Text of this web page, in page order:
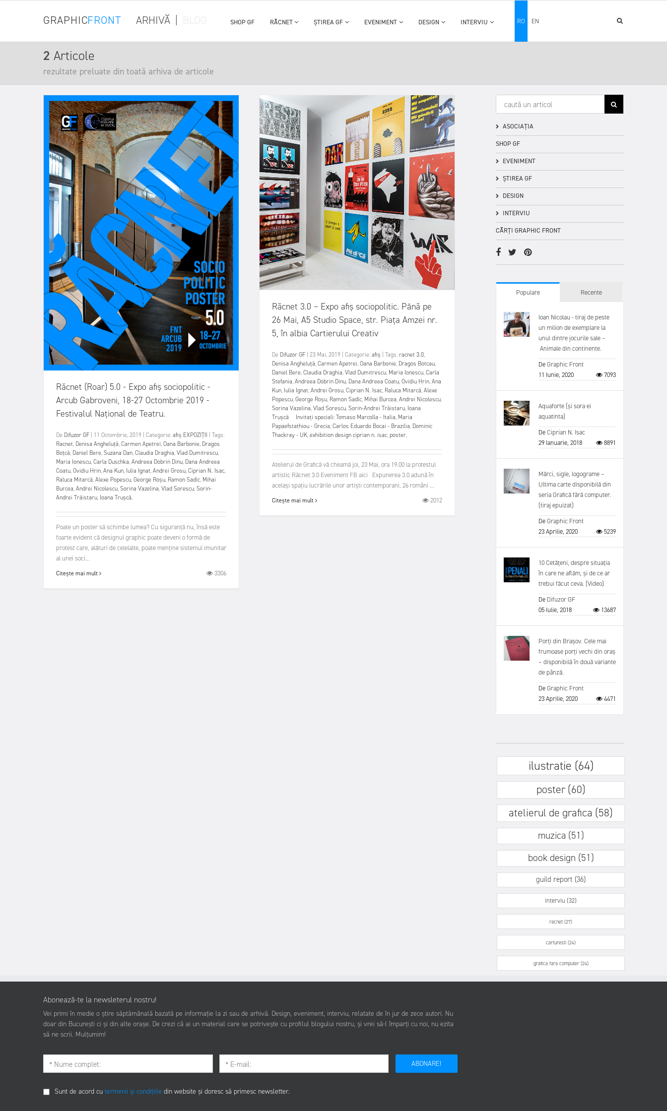
GRAPHICFRONT ARHIVĂ SHOP GF RĂCNET ȘTIREA GF EVENIMENT DESIGN INTERVIU RO EN
2 Articole
rezultate preluate din toată arhiva de articole
Răcnet (Roar) 5.0 - Expo afiș sociopolitic -
Arcub Gabroveni, 18-27 Octombrie 2019 -
Festivalul Național de Teatru.
De Difuzor GF 11 Octombrie, 2019 Categorie:afiș EXPOZIȚII
Tags:
Racnet, Denisa Angheluță,Carmen Apetrei,Oana Barbonie, Dragos
Boțcă, Daniel Bere,Suzana Dan,Claudia Draghia,Vlad Dumitrescu,
Maria Ionescu,Carla Duschka,Andreea Dobrin Dinu, Dana Andreea
Coatu,Ovidiu Hrin,Ana Kun, Iulia Ignat,Andrei Grosu,Ciprian N. Isac,
Raluca Mitarcă,Alexe Popescu,George Roșu, Ramon Sadîc, Mihai
Burcea,Andrei Nicolescu,Sorina Vazelina,Vlad Sorescu,Sorin-
Andrei Trăistaru, Ioana Trușcă,
Poate un poster să schimbe lumea? Cu siguranță nu, însă este
foarte evident că designul graphic poate deveni o formă de
protest care, alături de celelalte, poate menține sistemul imunitar
al unei soci...
Citește mai mult 3306
Răcnet 3.0 – Expo afiș sociopolitic. Până pe
26 Mai, A5 Studio Space, str. Piața Amzei nr.
5, în albia Cartierului Creativ
De Difuzor GF 23 Mai, 2019 Categorie:afiș Tags:racnet 3.0,
Denisa Angheluță,Carmen Apetrei,Oana Barbonie, Dragos Botcau,
Daniel Bere,Claudia Draghia,Vlad Dumitrescu, Maria Ionescu,Carla
Stefania,Andreea Dobrin Dinu, Dana Andreea Coatu,Ovidiu Hrin,Ana
Kun, Iulia Ignat,Andrei Grosu,Ciprian N. Isac, Raluca Mitarcă,Alexe
Popescu,George Roșu, Ramon Sadîc, Mihai Burcea,Andrei Nicolescu,
Sorina Vazelina,Vlad Sorescu,Sorin-Andrei Trăistaru, Ioana
Trușcă Invitați speciali: Tomaso Marcolla - Italia, Maria
Papaefstathiou - Grecia,Carlos Eduardo Bocai - Brazilia, Dominic
Thackray - UK,exhibition design ciprian n. isac,poster,
Atelierul de Grafică vă cheamă joi, 23 Mai, ora 19.00 la protestul
artistic Răcnet 3.0 Eveniment FB aici Expunerea 3.0 adună în
același spațiu lucrările unor artiști contemporani, 26 români ...
Citește mai mult 2012
ASOCIAȚIA
SHOP GF
EVENIMENT
ȘTIREA GF
DESIGN
INTERVIU
CĂRȚI GRAPHIC FRONT
Populare Recente
Ioan Nicolau - tiraj de peste
un milion de exemplare la
unul dintre jocurile sale –
Animale din continente.
DeGraphic Front
11 Iunie, 2020
7093
Aquaforte (și sora ei
aquatinta)
DeCiprian N. Isac
29 Ianuarie, 2018
8891
Mărci, sigle, logograme –
Ultima carte disponibilă din
seria Grafică fără computer.
(tiraj epuizat)
DeGraphic Front
23 Aprilie, 2020
5239
10 Cetățeni, despre situația
în care ne aflăm, și de ce ar
trebui făcut ceva. (Video)
De Difuzor GF
05 Iulie, 2018
13687
Porți din Brașov. Cele mai
frumoase porți vechi din oraș
– disponibilă în două variante
de pânză.
DeGraphic Front
23 Aprilie, 2020
4471
ilustratie (64)
poster (60)
atelierul de grafica (58)
muzica (51)
book design (51)
guild report (36)
interviu (32)
racnet (27)
carturesti (24)
grafica fara computer (24)
Abonează-te la newsleterul nostru!
Vei primi în medie o știre săptămânală bazată pe informație la zi sau de arhivă. Design, eveniment, interviu, relatate de în jur de zece autori. Nu
doar din București ci și din alte orașe. De crezi că ai un material care se potrivește cu profilul blogului nostru, și vrei să-l împarți cu noi, nu ezita
să ne scrii. Mulțumim!
ABONARE!
Sunt de acord cu termenii și condițiile din website și doresc să primesc newsletter.